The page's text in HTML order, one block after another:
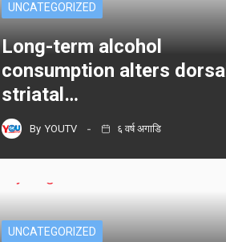
UNCATEGORIZED
Long-term alcohol
consumption alters dorsal
striatal…
By YOUTV ६ वर्ष अगाडि
UNCATEGORIZED